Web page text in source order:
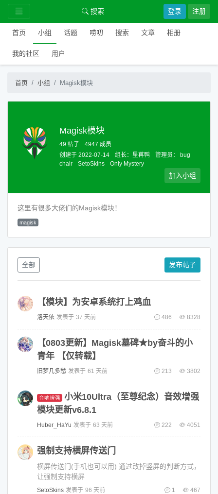
搜索 登录 注册
首页 小组 话题 唠叨 搜索 文章 相册
我的社区 用户
首页 小组 Magisk模块
Magisk模块
49 帖子
4947 成员
创建于 2022-07-14
组长： 星苒鸭 管理员： bug
chair
SetoSkins Only Mystery
加入小组
这里有很多大佬们的Magisk模块！
magisk
发布帖子
全部
【模块】为安卓系统打上鸡血
洛天依 发表于 37 天前 486 8328
【0803更新】Magisk墓碑★by奋斗的小
青年 【仅转载】
旧梦几多愁 发表于 61 天前 213 3802
音响增强
小米10Ultra（至尊纪念）音效增强
模块更新v6.8.1
Huber_HaYu 发表于 63 天前 222 4051
强制支持横屏传送门
横屏传送门(手机也可以用) 通过改掉竖屏的判断方式，
让强制支持横屏
SetoSkins 发表于 96 天前 1 467